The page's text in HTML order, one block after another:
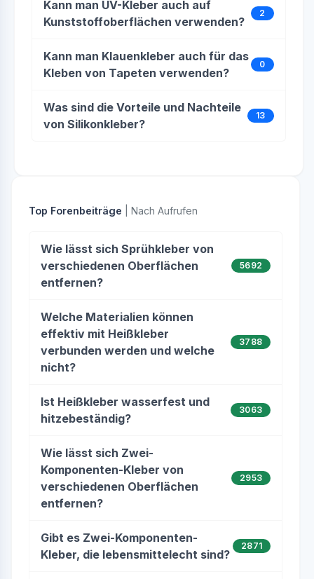
Kann man UV-Kleber auch auf
Kunststoffoberflächen verwenden?
2
Kann man Klauenkleber auch für das
Kleben von Tapeten verwenden?
0
Was sind die Vorteile und Nachteile
von Silikonkleber?
13
Top Forenbeiträge | Nach Aufrufen
Wie lässt sich Sprühkleber von
verschiedenen Oberflächen
entfernen?
5692
Welche Materialien können
effektiv mit Heißkleber
verbunden werden und welche
nicht?
3788
Ist Heißkleber wasserfest und
hitzebeständig?
3063
Wie lässt sich Zwei-
Komponenten-Kleber von
verschiedenen Oberflächen
entfernen?
2953
Gibt es Zwei-Komponenten-
Kleber, die lebensmittelecht sind?
2871